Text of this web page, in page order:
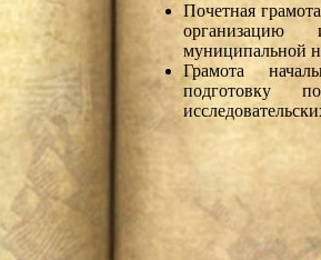
Почетная
организацию
муниципальной
Грамота
подготовку